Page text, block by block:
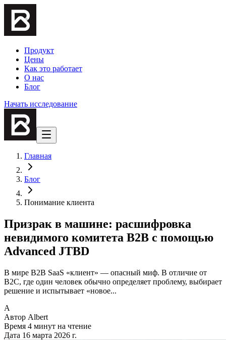
Продукт
Цены
Как это работает
О нас
Блог
Начать исследование
Главная
Блог
Понимание клиента
Призрак в машине: расшифровка
невидимого комитета B2B с помощью
Advanced JTBD
В мире B2B SaaS «клиент» — опасный миф. В отличие от
B2C, где один человек обычно определяет проблему, выбирает
решение и испытывает «новое...
A
Автор Albert
Время 4 минут на чтение
Дата 16 марта 2026 г.